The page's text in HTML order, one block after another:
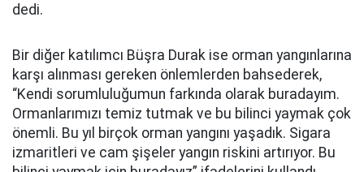
dedi.
Bir diğer katılımcı Büşra Durak ise orman yangınlarına
karşı alınması gereken önlemlerden bahsederek,
“Kendi sorumluluğumun farkında olarak buradayım.
Ormanlarımızı temiz tutmak ve bu bilinci yaymak çok
önemli. Bu yıl birçok orman yangını yaşadık. Sigara
izmaritleri ve cam şişeler yangın riskini artırıyor. Bu